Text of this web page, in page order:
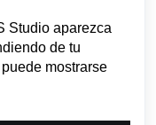
Studio aparezca
de tu
mostrarse